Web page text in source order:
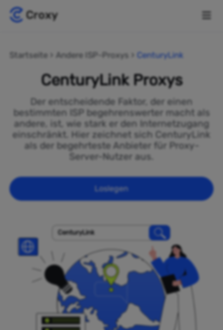
Startseite Andere ISP-Proxys CenturyLink
CenturyLink Proxys
Der entscheidende Faktor, der einen
bestimmten ISP begehrenswerter macht als
andere, ist, wie stark er den Internetzugang
einschränkt. Hier zeichnet sich CenturyLink
als der begehrteste Anbieter für Proxy-
Server-Nutzer aus.
Loslegen
CenturyLink